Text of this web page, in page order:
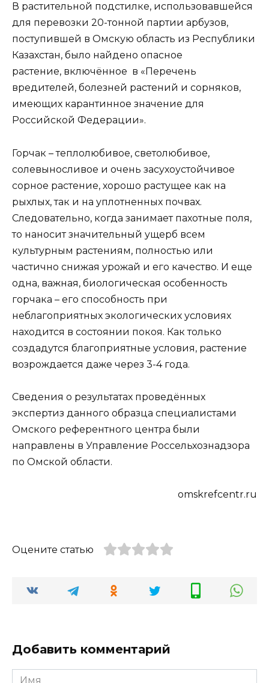
В растительной подстилке, использовавшейся
для перевозки 20-тонной партии арбузов,
поступившей в Омскую область из Республики
Казахстан, было найдено опасное
растение, включённое в «Перечень
вредителей, болезней растений и сорняков,
имеющих карантинное значение для
Российской Федерации».
Горчак – теплолюбивое, светолюбивое,
солевыносливое и очень засухоустойчивое
сорное растение, хорошо растущее как на
рыхлых, так и на уплотненных почвах.
Следовательно, когда занимает пахотные поля,
то наносит значительный ущерб всем
культурным растениям, полностью или
частично снижая урожай и его качество. И еще
одна, важная, биологическая особенность
горчака – его способность при
неблагоприятных экологических условиях
находится в состоянии покоя. Как только
создадутся благоприятные условия, растение
возрождается даже через 3-4 года.
Сведения о результатах проведённых
экспертиз данного образца специалистами
Омского референтного центра были
направлены в Управление Россельхознадзора
по Омской области.
omskrefcentr.ru
Оцените статью
Добавить комментарий
Имя